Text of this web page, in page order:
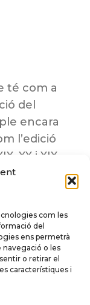
com les
del
ens permetrà
navegació o les
o retirar el
característiques i
té com a
del
encara
l’edició
XX i XIX